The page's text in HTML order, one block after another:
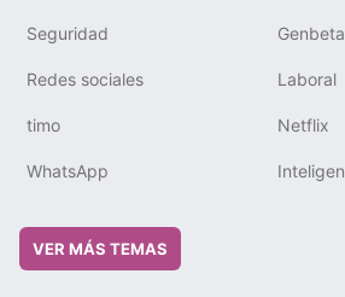
Seguridad
Redes sociales Laboral
timo Netflix
WhatsApp
VER MÁS TEMAS